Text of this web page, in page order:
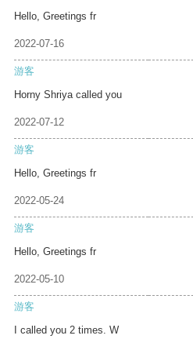
Hello, Greetings fr
2022-07-16
游客
Horny Shriya called you
2022-07-12
游客
Hello, Greetings fr
2022-05-24
游客
Hello, Greetings fr
2022-05-10
游客
I called you 2 times. W